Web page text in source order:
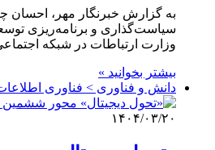
به گزارش خبرنگار مهر، احسان
سیاست‌گذاری و برنامه‌ریزی
وزارت ارتباطات در شبکه
بیشتر بخوانید »
دانش و فناوری > فناوری
۱۴۰۴/۰۳/۲۰